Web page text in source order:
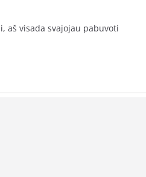
aš visada svajojau pabuvoti